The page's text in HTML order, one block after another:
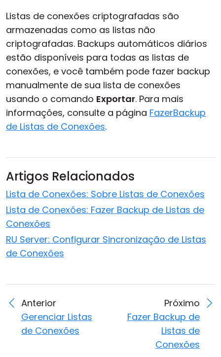
Listas de conexões criptografadas são
armazenadas como as listas não
criptografadas. Backups automáticos diários
estão disponíveis para todas as listas de
conexões, e você também pode fazer backup
manualmente de sua lista de conexões
usando o comando Exportar. Para mais
informações, consulte a página FazerBackup
de Listas de Conexões.
Artigos Relacionados
Lista de Conexões: Sobre Listas de Conexões
Lista de Conexões: Fazer Backup de Listas de
Conexões
RU Server: Configurar Sincronização de Listas
de Conexões
Anterior
Gerenciar Listas
de Conexões
Próximo
Fazer Backup de
Listas de
Conexões